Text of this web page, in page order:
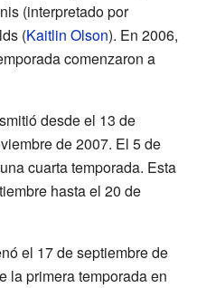
(interpretado por
(Kaitlin Olson). En 2006,
comenzaron a
desde el 13 de
de 2007. El 5 de
cuarta temporada. Esta
hasta el 20 de
el 17 de septiembre de
la primera temporada en